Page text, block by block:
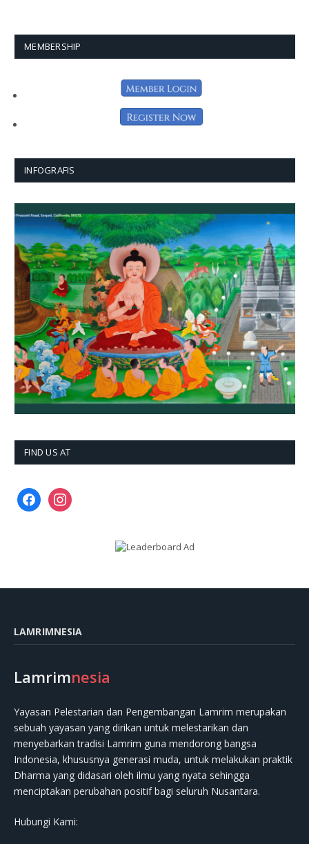
MEMBERSHIP
INFOGRAFIS
FIND US AT
facebookinstagram
LAMRIMNESIA
Lamrimnesia
Yayasan Pelestarian dan Pengembangan Lamrim merupakan
sebuah yayasan yang dirikan untuk melestarikan dan
menyebarkan tradisi Lamrim guna mendorong bangsa
Indonesia, khususnya generasi muda, untuk melakukan praktik
Dharma yang didasari oleh ilmu yang nyata sehingga
menciptakan perubahan positif bagi seluruh Nusantara.
Hubungi Kami: